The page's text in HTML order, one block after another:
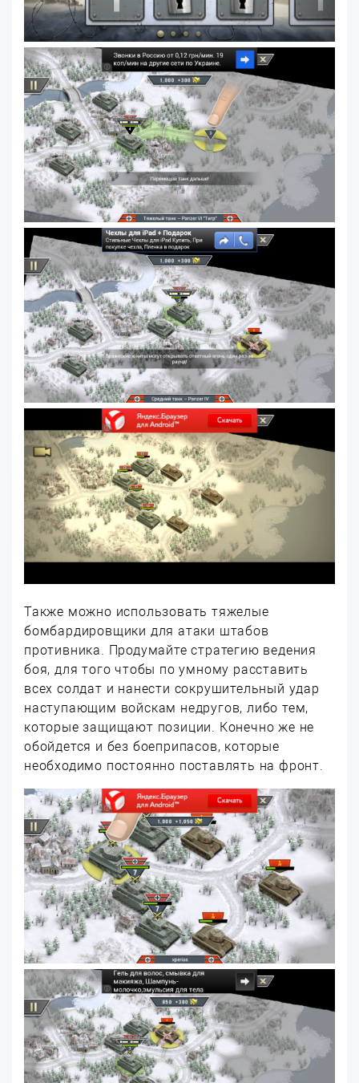
Также можно использовать тяжелые
бомбардировщики для атаки штабов
противника. Продумайте стратегию ведения
боя, для того чтобы по умному расставить
всех солдат и нанести сокрушительный удар
наступающим войскам недругов, либо тем,
которые защищают позиции. Конечно же не
обойдется и без боеприпасов, которые
необходимо постоянно поставлять на фронт.